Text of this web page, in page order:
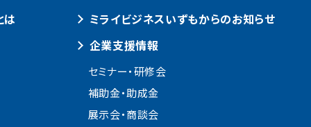
は
ミライビジネスいずもからのお知らせ
企業支援情報
セミナー・研修会
補助金・助成金
展示会・商談会